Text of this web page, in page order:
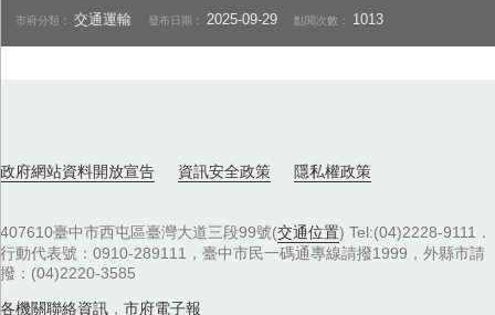
市府分類：交通運輸 發布日期： 2025-09-29 點閱次數： 1013
政府網站資料開放宣告 資訊安全政策 隱私權政策
407610臺中市西屯區臺灣大道三段99號(交通位置) Tel:(04)2228-9111．
行動代表號：0910-289111，臺中市民一碼通專線請撥1999，外縣市請
撥：(04)2220-3585
各機關聯絡資訊 ， 市府電子報